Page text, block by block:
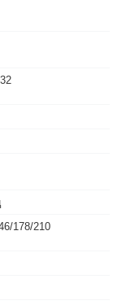
178/210